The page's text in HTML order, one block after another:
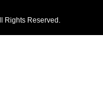
Rights Reserved.